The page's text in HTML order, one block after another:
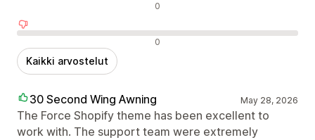
0
0
Kaikki arvostelut
30 Second Wing Awning May 28, 2026
The Force Shopify theme has been excellent to
work with. The support team were extremely